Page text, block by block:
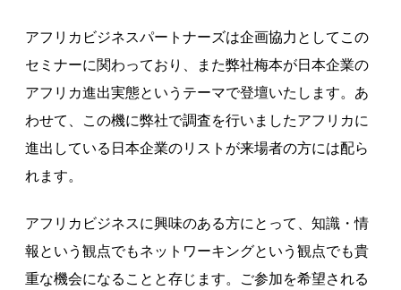
アフリカビジネスパートナーズは企画協力としてこの
セミナーに関わっており、また弊社梅本が日本企業の
アフリカ進出実態というテーマで登壇いたします。あ
わせて、この機に弊社で調査を行いましたアフリカに
進出している日本企業のリストが来場者の方には配ら
れます。
アフリカビジネスに興味のある方にとって、知識・情
報という観点でもネットワーキングという観点でも貴
重な機会になることと存じます。ご参加を希望される